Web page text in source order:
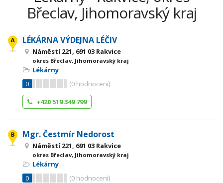
Břeclav, Jihomoravský kraj
LÉKÁRNA VÝDEJNA LÉČIV
Náměstí 221, 691 03 Rakvice
okres Břeclav, Jihomoravský kraj
Lékárny
0
(0 hodnocení)
+420 519 349 799
Mgr. Čestmír Nedorost
Náměstí 221, 691 03 Rakvice
okres Břeclav, Jihomoravský kraj
Lékárny
0
(0 hodnocení)